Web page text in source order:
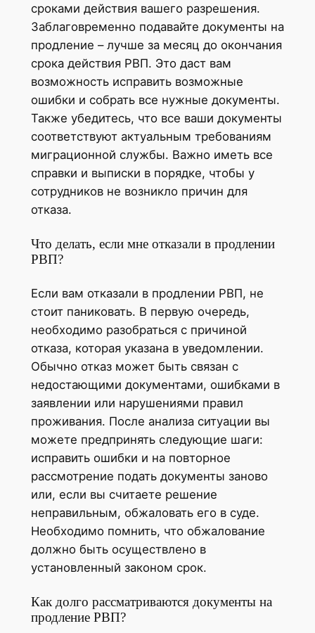
сроками действия вашего разрешения.
Заблаговременно подавайте документы на
продление – лучше за месяц до окончания
срока действия РВП. Это даст вам
возможность исправить возможные
ошибки и собрать все нужные документы.
Также убедитесь, что все ваши документы
соответствуют актуальным требованиям
миграционной службы. Важно иметь все
справки и выписки в порядке, чтобы у
сотрудников не возникло причин для
отказа.
Что делать, если мне отказали в продлении
РВП?
Если вам отказали в продлении РВП, не
стоит паниковать. В первую очередь,
необходимо разобраться с причиной
отказа, которая указана в уведомлении.
Обычно отказ может быть связан с
недостающими документами, ошибками в
заявлении или нарушениями правил
проживания. После анализа ситуации вы
можете предпринять следующие шаги:
исправить ошибки и на повторное
рассмотрение подать документы заново
или, если вы считаете решение
неправильным, обжаловать его в суде.
Необходимо помнить, что обжалование
должно быть осуществлено в
установленный законом срок.
Как долго рассматриваются документы на
продление РВП?